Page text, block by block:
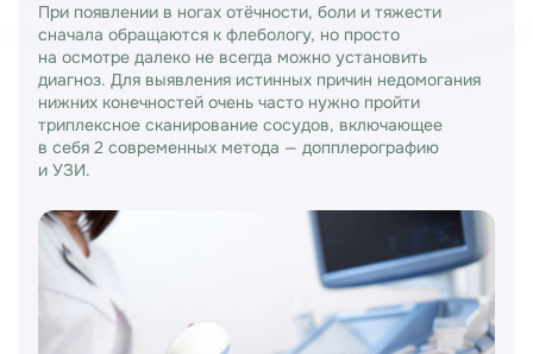
При появлении в ногах отёчности, боли и тяжести
сначала обращаются к флебологу, но просто
на осмотре далеко не всегда можно установить
диагноз. Для выявления истинных причин недомогания
нижних конечностей очень часто нужно пройти
триплексное сканирование сосудов, включающее
в себя 2 современных метода — допплерографию
и УЗИ.